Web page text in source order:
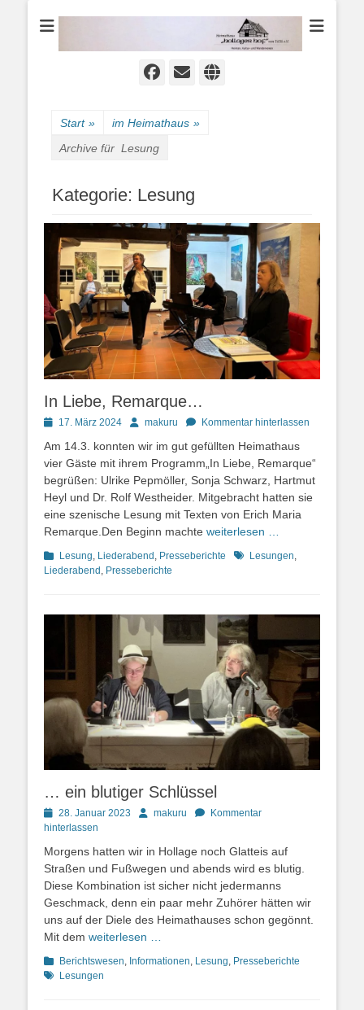
Heimathaus
Hollager Hof v.
Facebook
E-
Website
Start » im Heimathaus »
Archive für Lesung
Kategorie: Lesung
In Liebe, Remarque…
Posted17. März 2024 Autormakuru Kommentar hinterlassen
Am 14.3. konnten wir im gut gefüllten Heimathaus
vier Gäste mit ihrem Programm„In Liebe, Remarque“
begrüßen: Ulrike Pepmöller, Sonja Schwarz, Hartmut
Heyl und Dr. Rolf Westheider. Mitgebracht hatten sie
eine szenische Lesung mit Texten von Erich Maria
Remarque.Den Beginn machte weiterlesen …
Kategorien
Lesung Liederabend Presseberichte Schlagworte
Lesungen
Liederabend Presseberichte
… ein blutiger Schlüssel
Posted
on
28. Januar 2023 Autormakuru
Kommentar
hinterlassen
Morgens hatten wir in Hollage noch Glatteis auf
Straßen und Fußwegen und abends wird es blutig.
Diese Kombination ist sicher nicht jedermanns
Geschmack, denn ein paar mehr Zuhörer hätten wir
uns auf der Diele des Heimathauses schon gegönnt.
Mit dem weiterlesen …
Kategorien
Berichtswesen, Informationen, Lesung, Presseberichte
Lesungen